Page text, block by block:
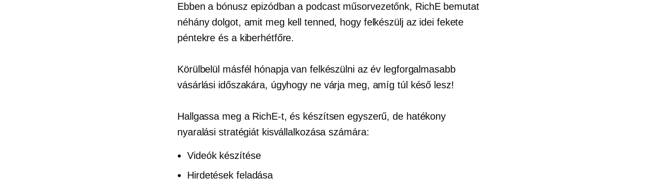
Ebben a bónusz epizódban a podcast műsorvezetőnk, RichE bemutat
néhány dolgot, amit meg kell tenned, hogy felkészülj az idei fekete
péntekre és a kiberhétfőre.
Körülbelül másfél hónapja van felkészülni az év legforgalmasabb
vásárlási időszakára, úgyhogy ne várja meg, amíg túl késő lesz!
Hallgassa meg a RichE-t, és készítsen egyszerű, de hatékony
nyaralási stratégiát kisvállalkozása számára:
Videók készítése
Hirdetések feladása